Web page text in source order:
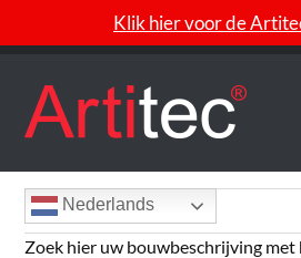
Klik hier voor de
Nederlands
Zoek hier uw bouwbeschrijving met